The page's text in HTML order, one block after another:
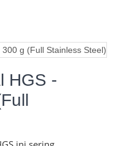
HGS -